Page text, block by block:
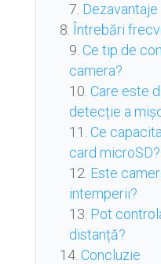
Dezavantaje
Întrebări
Ce tip de
camera?
Care este
detecție a
Ce
card microSD?
Este
intemperii?
Pot
distanță?
Concluzie